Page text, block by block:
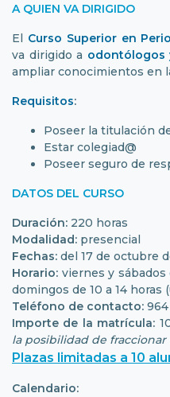
A QUIEN VA DIRIGIDO
El Curso Superior en
va dirigido a odontólogos
ampliar conocimientos en
Requisitos:
Poseer la titulación
Estar colegiad@
Poseer seguro de
DATOS DEL CURSO
Duración: 220 horas
Modalidad: presencial
Fechas: del 17 de octubre
Horario: viernes y sábados
domingos de 10 a 14 horas
Teléfono de contacto:
Importe de la matrícula:
la posibilidad de fraccionar
Plazas limitadas a 10
Calendario: